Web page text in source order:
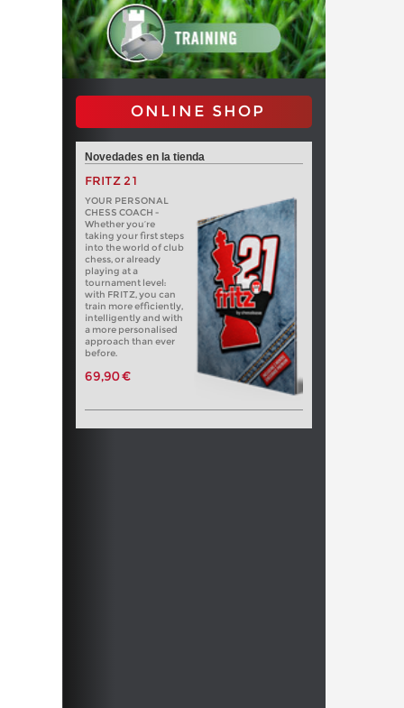
ONLINE SHOP
Novedades en la tienda
FRITZ 21
YOUR PERSONAL
CHESS COACH -
Whether you’re
taking your first steps
into the world of club
chess, or already
playing at a
tournament level:
with FRITZ, you can
train more efficiently,
intelligently and with
a more personalised
approach than ever
before.
69,90 €